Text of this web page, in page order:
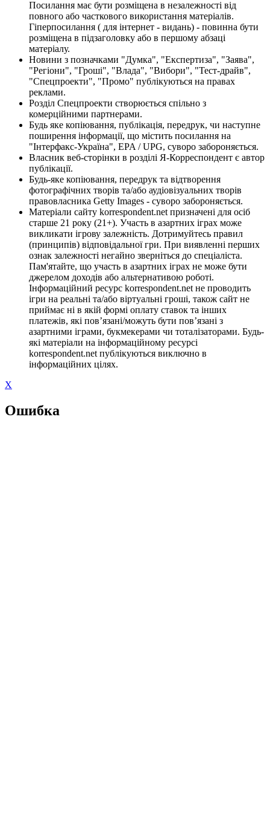
Посилання має бути розміщена в незалежності від
повного або часткового використання матеріалів.
Гіперпосилання ( для інтернет - видань) - повинна бути
розміщена в підзаголовку або в першому абзаці
матеріалу.
Новини з позначками "Думка", "Експертиза", "Заява",
"Регіони", "Гроші", "Влада", "Вибори", "Тест-драйв",
"Спецпроекти", "Промо" публікуються на правах
реклами.
Розділ Спецпроекти створюється спільно з
комерційними партнерами.
Будь яке копіювання, публікація, передрук, чи наступне
поширення інформації, що містить посилання на
"Інтерфакс-Україна", EPA / UPG, суворо забороняється.
Власник веб-сторінки в розділі Я-Корреспондент є автор
публікації.
Будь-яке копіювання, передрук та відтворення
фотографічних творів та/або аудіовізуальних творів
правовласника Getty Images - суворо забороняється.
Матеріали сайту korrespondent.net призначені для осіб
старше 21 року (21+). Участь в азартних іграх може
викликати ігрову залежність. Дотримуйтесь правил
(принципів) відповідальної гри. При виявленні перших
ознак залежності негайно зверніться до спеціаліста.
Пам'ятайте, що участь в азартних іграх не може бути
джерелом доходів або альтернативою роботі.
Інформаційний ресурс korrespondent.net не проводить
ігри на реальні та/або віртуальні гроші, також сайт не
приймає ні в якій формі оплату ставок та інших
платежів, які пов’язані/можуть бути пов’язані з
азартними іграми, букмекерами чи тоталізаторами. Будь-
які матеріали на інформаційному ресурсі
korrespondent.net публікуються виключно в
інформаційних цілях.
X
Ошибка